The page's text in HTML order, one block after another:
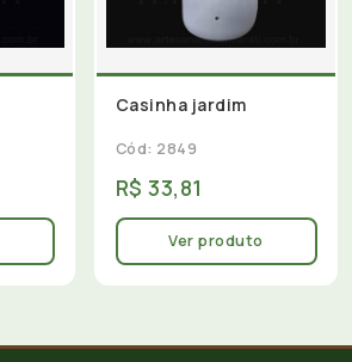
Casinha jardim
Cód: 2849
R$ 33,81
Ver produto